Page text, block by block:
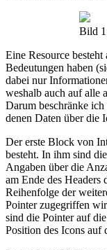
Bild
Eine Resource
Bedeutungen haben
dabei nur
weshalb auch auf alle
Darum beschränke
denen Daten über die
Der erste Block von
besteht. In ihm sind
Angaben über die
am Ende des
Reihenfolge der
Pointer zugegriffen
sind die Pointer auf
Position des Icons auf